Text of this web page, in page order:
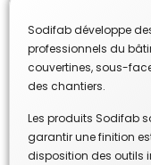
Sodifab développe
professionnels du
couvertines, sous-
des chantiers.
Les produits Sodifab
garantir une finition
disposition des outils